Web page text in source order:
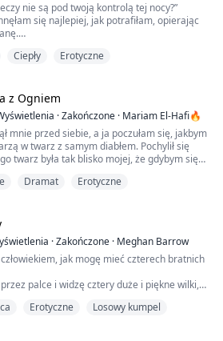
nie są pod twoją kontrolą tej nocy?”
się najlepiej, jak potrafiłam, opierając
pochłonęły moje z zapałem, trochę
odebrał mi dech.
pójdziesz ze mną, przelecę cię tutaj.”
Ciepły Erotyczne
z Ogniem
·Zakończone · Mariam El-Hafi🔥
mnie przed siebie, a ja poczułam się, jakbym
w twarz z samym diabłem. Pochylił się
twarz była tak blisko mojej, że gdybym się
na niego szeroko otwartymi oczami,
sobie porozmawiamy, dobrze?” Nie mogłam
wpatrywałam się w niego szeroko
o...
Dramat Erotyczne
·Zakończone · Meghan Barrow
człowiekiem, jak mogę mieć czterech bratnich
palce i widzę cztery duże i piękne wilki,
pewnie Colton, drugi żółte, to pewnie Joel, a
Erotyczne Losowy kumpel